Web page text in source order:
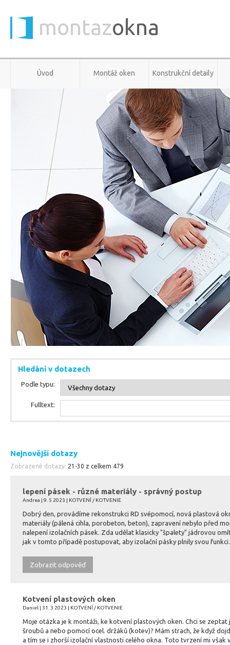
montazokna
Úvod Montáž oken Konstrukční detaily
Hledání v dotazech
Podle typu:
Fulltext:
Nejnovější dotazy
Zobrazené dotazy: 21-30 z celkem 479
lepení pásek - různé materiály - správný postup
Andrea | 9. 5 2023 | KOTVENÍ / KOTVENIE
Dobrý den, provádíme rekonstrukci RD svépomocí, nová plastová
materiály (pálená cihla, porobeton, beton), zapravení nebylo před
nalepení izolačních pásek. Zda udělat klasicky "špalety" jádrovou
jak v tomto případě postupovat, aby izolační pásky plnily svou
Zobrazit odpověď
Kotvení plastových oken
Daniel | 31. 3 2023 | KOTVENÍ / KOTVENIE
Moje otázka je k montáži, ke kotvení plastových oken. Chci se
šroubů a nebo pomocí ocel. držáků (kotev)? Mám strach, že když
a tím se i zhorší izolační vlastnosti celého okna. Toto tvrzení mi